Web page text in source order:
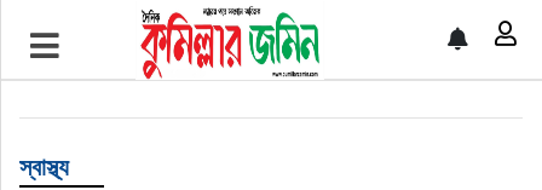
প্রচ্ছদ
স্বাস্থ্য